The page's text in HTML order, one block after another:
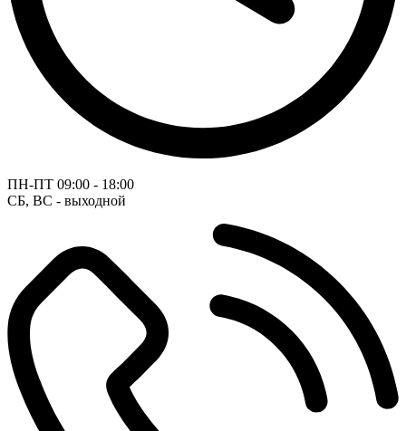
ПН-ПТ 09:00 - 18:00
СБ, ВС - выходной